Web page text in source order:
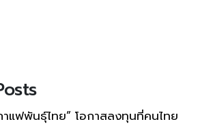
าแฟพันธุ์ไทย” โอกาสลงทุนที่คนไทย